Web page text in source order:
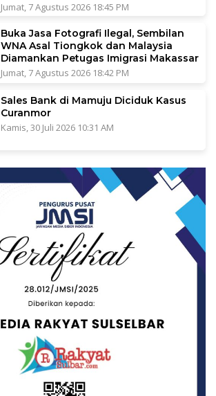
Jumat, 7 Agustus 2026 18:45 PM
Buka Jasa Fotografi Ilegal, Sembilan
WNA Asal Tiongkok dan Malaysia
Diamankan Petugas Imigrasi Makassar
Jumat, 7 Agustus 2026 18:42 PM
Sales Bank di Mamuju Diciduk Kasus
Curanmor
Kamis, 30 Juli 2026 10:31 AM